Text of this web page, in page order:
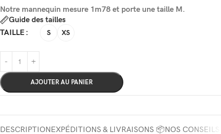
Notre mannequin mesure 1m78 et porte une taille M.
Guide des tailles
TAILLE
S XS
AJOUTER AU PANIER
DESCRIPTIONEXPÉDITIONS & LIVRAISONS 📦NOS